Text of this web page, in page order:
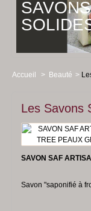
Santé
Livre d'Or
Parrainage
SAVONS
Accueil > Beauté >
Les Savons
SAVON SAF
Savon "saponifié à